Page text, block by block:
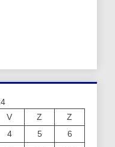
V Z
Z
4 5
6